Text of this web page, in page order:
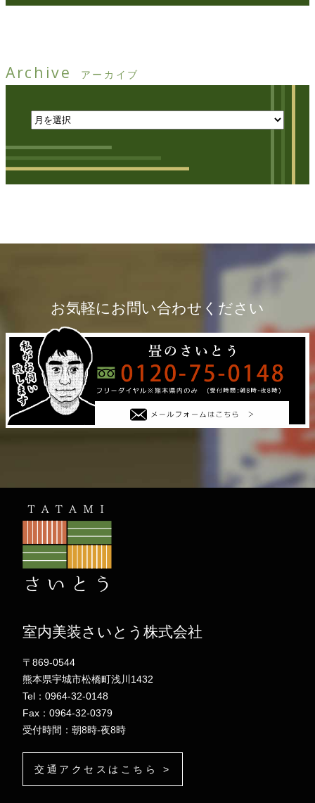
Archive アーカイブ
お気軽にお問い合わせください
室内美装さいとう株式会社
〒869-0544
熊本県宇城市松橋町浅川1432
Tel：0964-32-0148
Fax：0964-32-0379
受付時間：朝8時-夜8時
交通アクセスはこちら >